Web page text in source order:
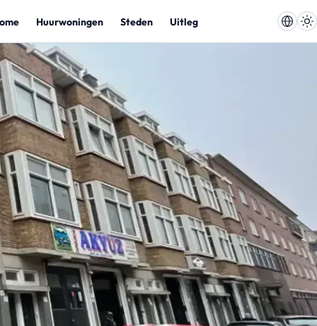
Huurwoningen Steden Uitleg